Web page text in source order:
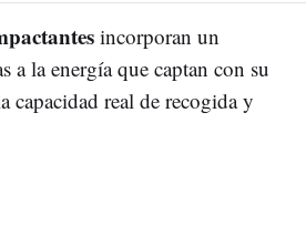
incorporan un
a la energía que captan con su
capacidad real de recogida y